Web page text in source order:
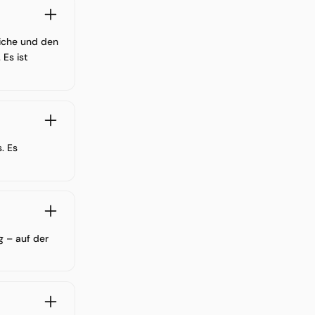
und den
Es ist
Es
– auf der